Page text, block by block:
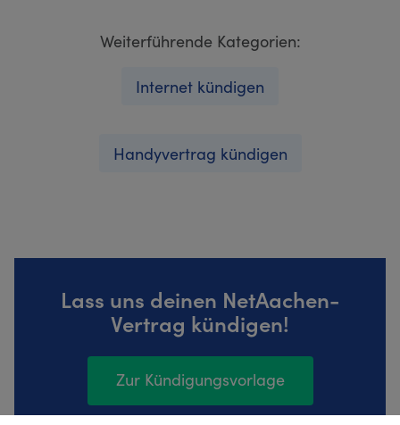
Weiterführende Kategorien:
Internet kündigen
Handyvertrag kündigen
Lass uns deinen NetAachen-
Vertrag kündigen!
Zur Kündigungsvorlage